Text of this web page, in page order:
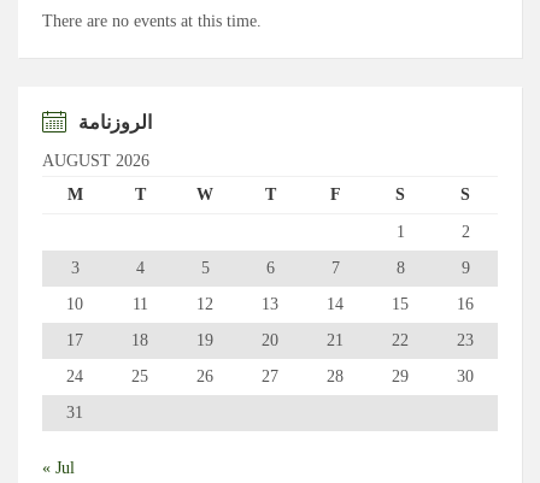
There are no events at this time.
الروزنامة
AUGUST 2026
M
T W T F S S
1
2
3
4 5 6 7 8
9
10
11 12 13 14 15
16
17
18 19 20 21 22
23
24
25 26 27 28 29
30
31
« Jul